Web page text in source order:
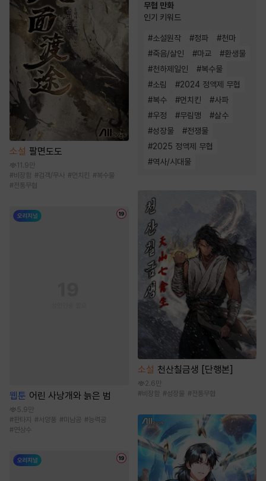
소설 팔면도도
11.9만
#비장함 #검객/무사 #먼치킨 #복수물
#전통무협
웹툰 어린 사냥개와 늙은 범
5.9만
#판타지 #서양풍 #미남공 #능력공
#연상수
무협 만화
인기 키워드
#소설원작 #정파 #천마
#죽음/살인 #마교 #환생물
#천하제일인 #복수물
#소림 #2024 정액제 무협
#복수 #먼치킨 #사파
#우정 #무림맹 #살수
#성장물 #전쟁물
#2025 정액제 무협
#역사/시대물
소설 천산칠금생 [단행본]
2.6만
#비장함 #성장물 #전통무협